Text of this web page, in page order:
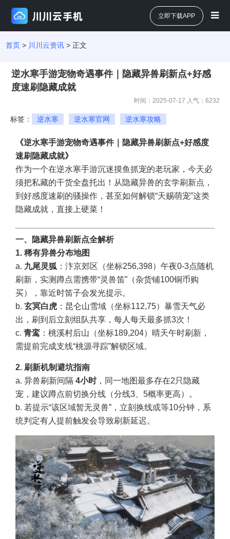
立即下载APP
首页 > 川川云资讯 > 正文
逆水寒手游宠物奇遇事件｜隐藏异兽刷新点+好感
度速刷隐藏成就
时间：2025-07-17 人气： 6232
标签： 逆水寒 逆水寒官网 逆水寒攻略
《逆水寒手游宠物奇遇事件｜隐藏异兽刷新点+好感度
速刷隐藏成就》
作为一个在逆水寒手游沉迷摸鱼抓宠的老玩家，今天必
须把私藏的干货全盘托出！从隐藏异兽的玄学刷新点，
到好感度速刷的骚操作，甚至如何解锁“天赐萌宠”这类
隐藏成就，直接上硬菜！
一、隐藏异兽刷新点全解析
1. 稀有异兽分布地图
a. 九尾灵狐 ：汴京郊区（坐标256,398）午夜0-3点随机
刷新，实测蹲点需携带“灵兽笛”（杂货铺100铜币购
买），靠近时笛子会发光提示。
b. 玄冥白虎 ：昆仑山雪域（坐标112,75）暴雪天气必
出，刷到后立刻组队共享，每人每天最多抓3次！
c. 青鸾 ：桃溪村后山（坐标189,204）晴天午时刷新，
需提前完成支线“桃源寻踪”解锁区域。
2. 刷新机制避坑指南
a. 异兽刷新间隔 4小时，同一地图最多存在2只隐藏
宠，建议蹲点前切换分线（分线3、5概率更高）。
b. 若提示“该区域暂无灵兽”，立刻换线或等10分钟，系
统判定有人提前触发会导致刷新延迟。